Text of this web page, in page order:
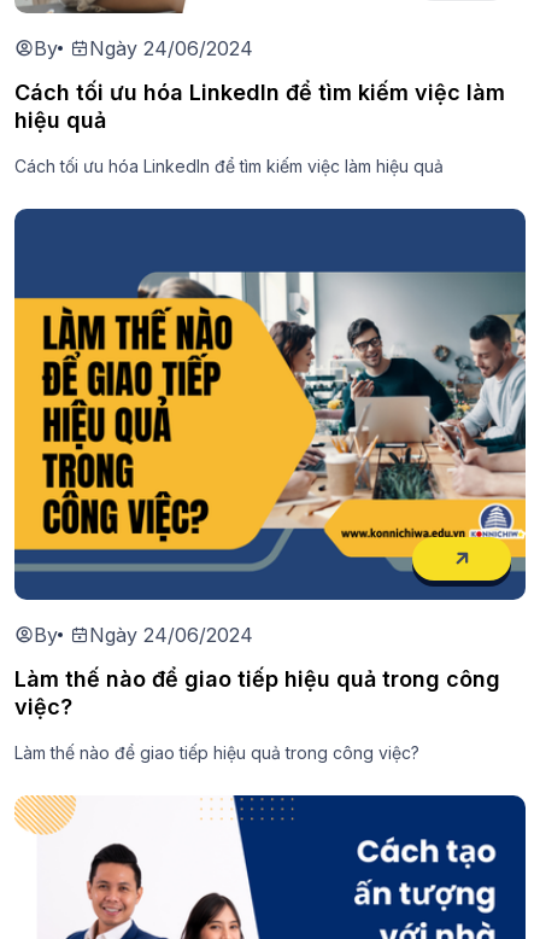
By Ngày 24/06/2024
Cách tối ưu hóa LinkedIn để tìm kiếm việc làm
hiệu quả
Cách tối ưu hóa LinkedIn để tìm kiếm việc làm hiệu quả
By Ngày 24/06/2024
Làm thế nào để giao tiếp hiệu quả trong công
việc?
Làm thế nào để giao tiếp hiệu quả trong công việc?